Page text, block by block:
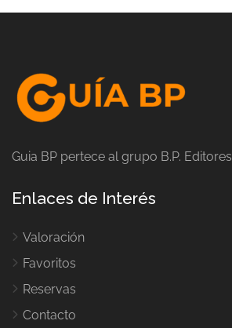
Guia BP pertece al grupo B.P. Editores
Enlaces de Interés
Valoración
Favoritos
Reservas
Contacto